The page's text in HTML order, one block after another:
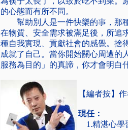
的心態而有所不同。
幫助別人是一件快樂的事，那種
在物質、安全需求被滿足後，所追
種自我實現、貢獻社會的感覺。捨
成就了自己。當你開始關心周遭的
服務為目的」的真諦，你才會明白
【編者按】
現任：
1.精湛心學